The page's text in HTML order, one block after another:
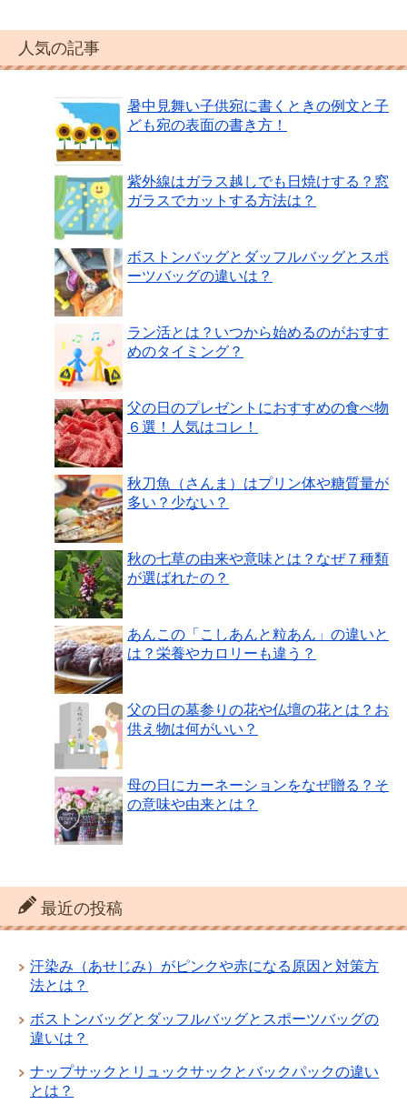
人気の記事
暑中見舞い子供宛に書くときの例文と子
ども宛の表面の書き方！
紫外線はガラス越しでも日焼けする？窓
ガラスでカットする方法は？
ボストンバッグとダッフルバッグとスポ
ーツバッグの違いは？
ラン活とは？いつから始めるのがおすす
めのタイミング？
父の日のプレゼントにおすすめの食べ物
６選！人気はコレ！
秋刀魚（さんま）はプリン体や糖質量が
多い？少ない？
秋の七草の由来や意味とは？なぜ７種類
が選ばれたの？
あんこの「こしあんと粒あん」の違いと
は？栄養やカロリーも違う？
父の日の墓参りの花や仏壇の花とは？お
供え物は何がいい？
母の日にカーネーションをなぜ贈る？そ
の意味や由来とは？
最近の投稿
汗染み（あせじみ）がピンクや赤になる原因と対策方
法とは？
ボストンバッグとダッフルバッグとスポーツバッグの
違いは？
ナップサックとリュックサックとバックパックの違い
とは？